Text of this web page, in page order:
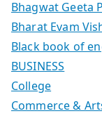
Bhagwat Geeta
Bharat Evam
Black book of
BUSINESS
College
Commerce &